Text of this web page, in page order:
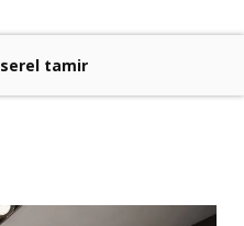
serel tamir